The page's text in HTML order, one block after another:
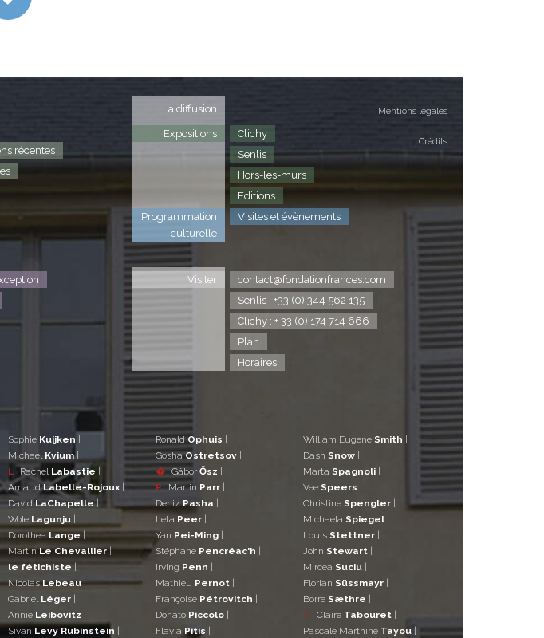
Mentions légales
Crédits
récentes
La diffusion
Expositions
Clichy
Senlis
Hors-les-murs
Editions
Programmation
culturelle
Visites et évènements
Visiter
contact@fondationfrances.com
Senlis : +33 (0) 344 562 135
Clichy : + 33 (0) 174 714 666
Plan
Horaires
Sophie Kuijken
Michael Kvium|
L
Rachel Labastie
ArnaudLabelle-Rojoux
DavidLaChapelle|
Wole Lagunju
DorotheaLange |
MartinLe Chevallier|
le fétichiste
NicolasLebeau|
Gabriel Léger
Annie Leibovitz
Sivan Levy Rubinstein
RonaldOphuis
GoshaOstretsov
� Gábor Ősz
P Martin Parr
DenizPasha
Leta Peer
Yan Pei-Ming
Stéphane Pencréac'h
Irving Penn
Mathieu Pernot
Françoise Pétrovitch
Donato Piccolo
Flavia Pitis
William Eugene Smith
Dash Snow
Marta Spagnoli
Vee Speers
Christine Spengler
Michaela Spiegel
Louis Stettner
John Stewart
Mircea Suciu
Florian Süssmayr
Borre Sæthre
T
Claire Tabouret
Pascale Marthine Tayou